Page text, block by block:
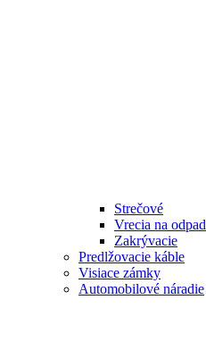
Strečové
Vrecia na odpad
Zakrývacie
Predlžovacie káble
Visiace zámky
Automobilové náradie